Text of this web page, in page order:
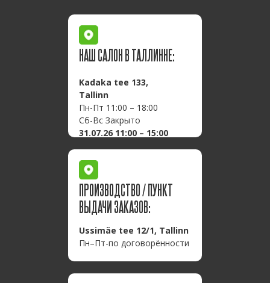
Kadaka tee 133,
Tallinn
Пн-Пт 11:00 – 18:00
Сб-Вс Закрыто
31.07.26 11:00 – 15:00
НАШ САЛОН В ТАЛЛИННЕ:
Ussimäe tee 12/1, Tallinn
Пн–Пт-по договорённости
ПРОИЗВОДСТВО / ПУНКТ
ВЫДАЧИ ЗАКАЗОВ: